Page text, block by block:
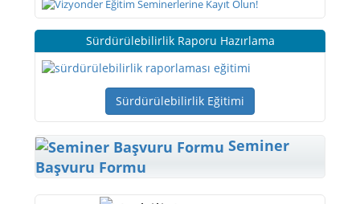
Sürdürülebilirlik Raporu Hazırlama
Sürdürülebilirlik Eğitimi
Seminer
Başvuru Formu